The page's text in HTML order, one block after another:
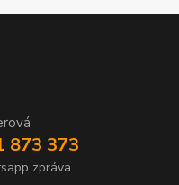
873 373
zpráva